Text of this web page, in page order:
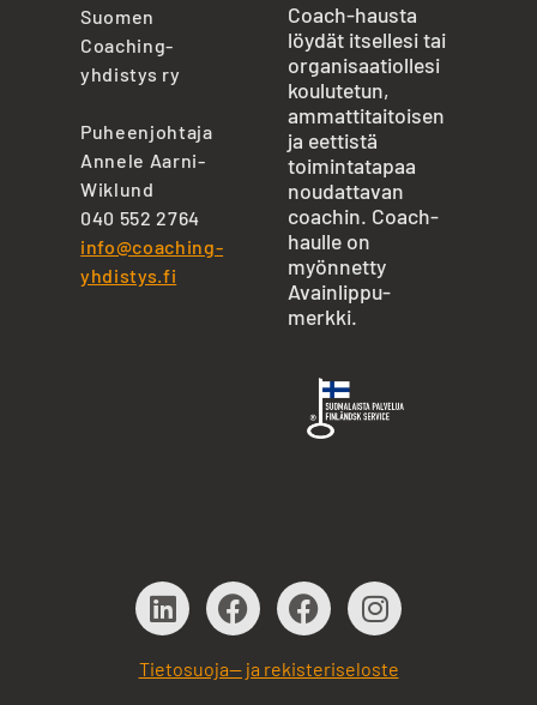
Suomen
Coaching-
yhdistys ry
Puheenjohtaja
Annele Aarni-
Wiklund
040 552 2764
info@coaching-
yhdistys.fi
Coach-hausta
löydät itsellesi tai
organisaatiollesi
koulutetun,
ammattitaitoisen
ja eettistä
toimintatapaa
noudattavan
coachin. Coach-
haulle on
myönnetty
Avainlippu-
merkki.
Tietosuoja— ja rekisteriseloste